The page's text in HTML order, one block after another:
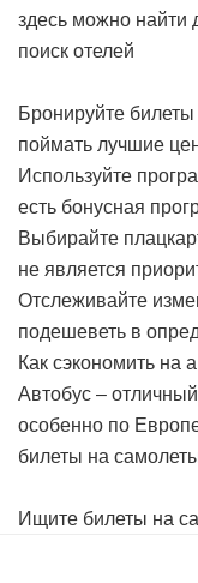
здесь можно найти
поиск отелей
Бронируйте
поймать лучшие
Используйте
есть бонусная
Выбирайте
не является
Отслеживайте
подешеветь в
Как сэкономить на
Автобус –
особенно по
билеты на
Ищите билеты на
Busfor, FlixBus,